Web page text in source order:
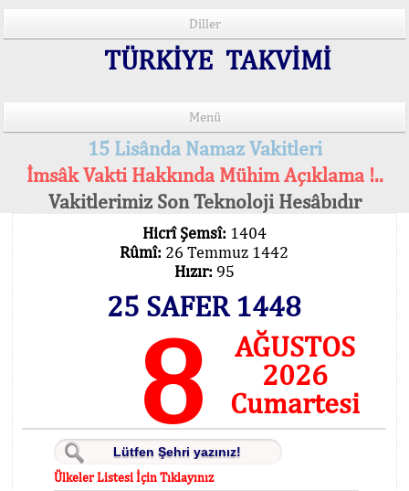
Diller
TÜRKİYE TAKVİMİ
Menü
15 Lisânda Namaz Vakitleri
İmsâk Vakti Hakkında Mühim Açıklama !..
Vakitlerimiz Son Teknoloji Hesâbıdır
Hicrî Şemsî: 1404
Rûmî: 26 Temmuz 1442
Hızır: 95
25 SAFER 1448
8
AĞUSTOS
2026
Cumartesi
Ülkeler Listesi İçin Tıklayınız